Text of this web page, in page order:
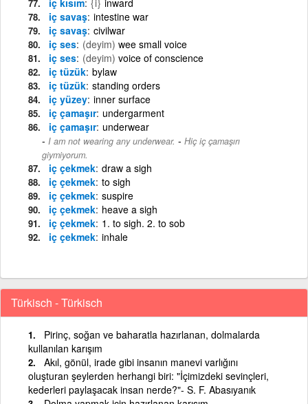
iç savaş intestine war
iç savaş civilwar
iç ses (deyim) wee small voice
iç ses (deyim) voice of conscience
iç tüzük bylaw
iç tüzük standing orders
iç yüzey inner surface
iç çamaşır undergarment
iç çamaşır underwear
I am not wearing any underwear. - Hiç iç çamaşırı
giymiyorum.
iç çekmek draw a sigh
iç çekmek to sigh
iç çekmek suspire
iç çekmek heave a sigh
iç çekmek 1. to sigh. 2. to sob
iç çekmek inhale
Türkisch - Türkisch
Pirinç, soğan ve baharatla hazırlanan, dolmalarda
kullanılan karışım
Akıl, gönül, irade gibi insanın manevi varlığını
oluşturan şeylerden herhangi biri: "İçimizdeki sevinçleri,
kederleri paylaşacak insan nerde?"- S. F. Abasıyanık